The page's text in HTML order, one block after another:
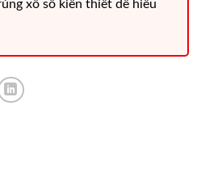
xổ số kiến thiết dễ hiểu